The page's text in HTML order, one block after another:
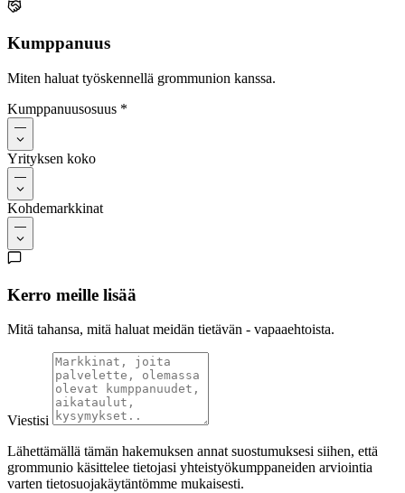
Kumppanuus
Miten haluat työskennellä grommunion kanssa.
Kumppanuusosuus *
—
Yrityksen koko
—
Kohdemarkkinat
—
Kerro meille lisää
Mitä tahansa, mitä haluat meidän tietävän - vapaaehtoista.
Viestisi
Lähettämällä tämän hakemuksen annat suostumuksesi siihen, että
grommunio käsittelee tietojasi yhteistyökumppaneiden arviointia
varten tietosuojakäytäntömme mukaisesti.